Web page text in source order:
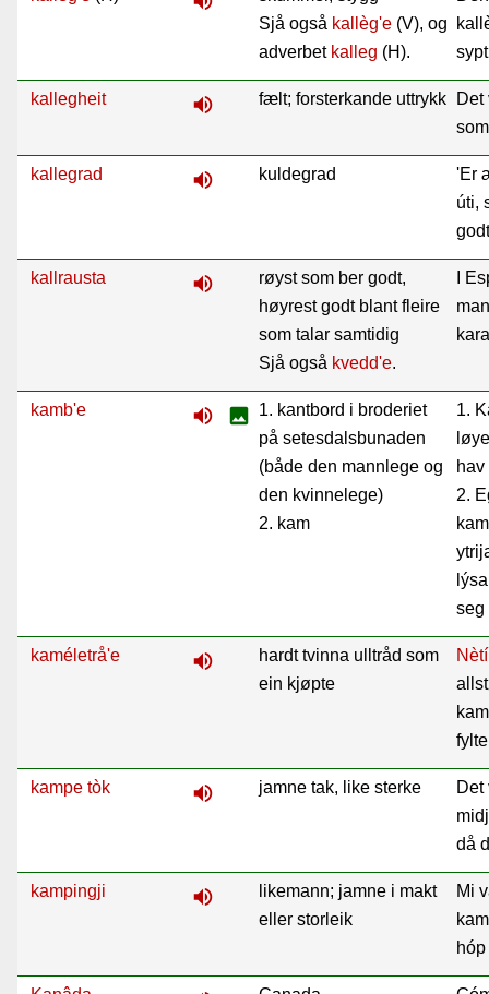
Sjå også kallèg'e (V), og
adverbet kalleg (H).
kallegheit volume_up fælt; forsterkande uttrykk
Det
kallegrad volume_up kuldegrad
'Er
úti,
kallrausta volume_up
røyst som ber godt,
høyrest godt blant fleire
som talar samtidig
Sjå også kvedd'e.
I
kamb'e volume_up image 1. kantbord i broderiet
på setesdalsbunaden
(både den mannlege og
den kvinnelege)
2. kam
1.
2.
seg
kaméletrå'e volume_up
hardt tvinna ulltråd som
ein kjøpte
Nètí
allst
kampe tòk volume_up jamne tak, like sterke
Det
då
kampingji volume_up
likemann; jamne i makt
eller storleik
Mi
hóp